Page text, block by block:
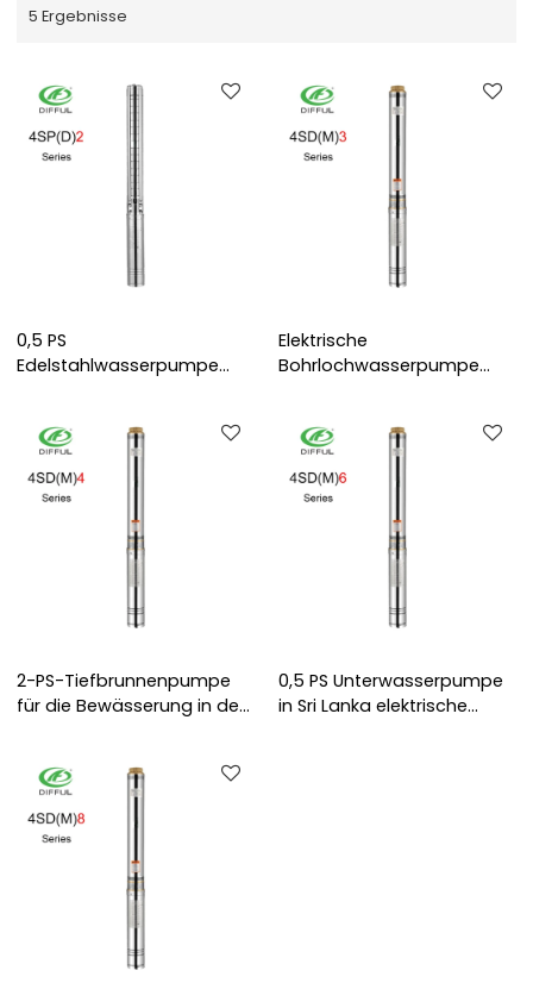
5 Ergebnisse
0,5 PS
Edelstahlwasserpumpe
Brunnen
Elektrische
Bohrlochwasserpumpe
Mehrstufige
Brunnenpumpe mit 1,5 PS
2-PS-Tiefbrunnenpumpe
für die Bewässerung in der
Brunnenpumpe in der
0,5 PS Unterwasserpumpe
in Sri Lanka elektrische